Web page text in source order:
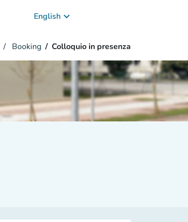
English keyboard_arrow_down
Booking Colloquio in presenza